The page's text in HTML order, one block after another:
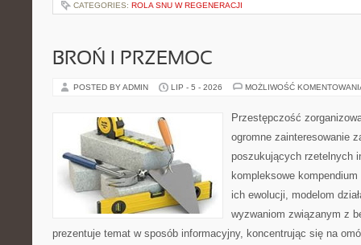
CATEGORIES: ROLA SNU W REGENERACJI
BROŃ I PRZEMOC
POSTED BY ADMIN LIP - 5 - 2026 MOŻLIWOŚĆ
Przestępczość
ogromne zainteresowanie
poszukujących rzetelnych
kompleksowe
ich ewolucji, modelom
wyzwaniom związanym z
prezentuje temat w sposób informacyjny, koncentrując się na